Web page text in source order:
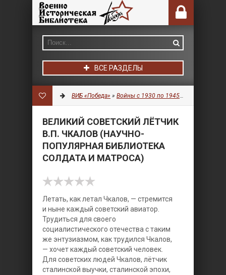
ВСЕ РАЗДЕЛЫ
ВИБ «Победа» » Войны с 1930 по 1945 гг.
ВЕЛИКИЙ СОВЕТСКИЙ ЛЁТЧИК
В.П. ЧКАЛОВ (НАУЧНО-
ПОПУЛЯРНАЯ БИБЛИОТЕКА
СОЛДАТА И МАТРОСА)
Летать, как летал Чкалов, — стремится
и ныне каждый советский авиатор.
Трудиться для своего
социалистического отечества с таким
же энтузиазмом, как трудился Чкалов,
— хочет каждый советский человек.
Для советских людей Чкалов, лётчик
сталинской выучки, сталинской эпохи,